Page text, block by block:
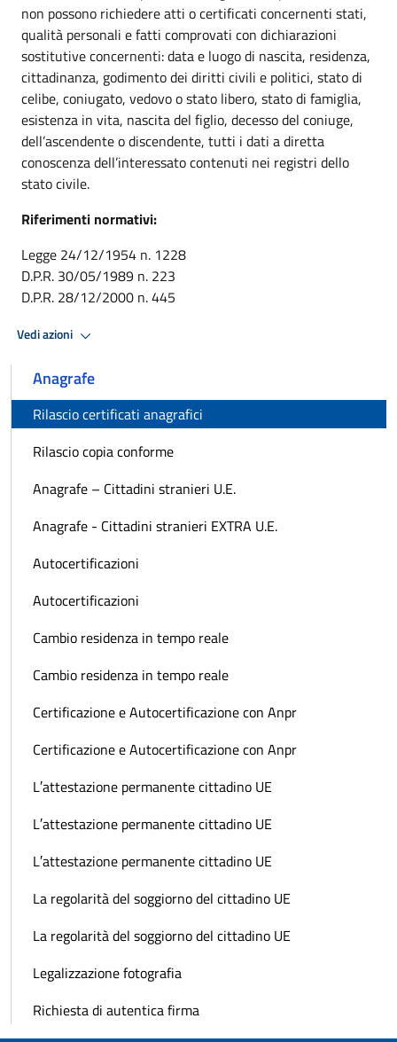
non possono richiedere atti o certificati concernenti stati,
qualità personali e fatti comprovati con dichiarazioni
sostitutive concernenti: data e luogo di nascita, residenza,
cittadinanza, godimento dei diritti civili e politici, stato di
celibe, coniugato, vedovo o stato libero, stato di famiglia,
esistenza in vita, nascita del figlio, decesso del coniuge,
dell’ascendente o discendente, tutti i dati a diretta
conoscenza dell’interessato contenuti nei registri dello
stato civile.
Riferimenti normativi:
Legge 24/12/1954 n. 1228
D.P.R. 30/05/1989 n. 223
D.P.R. 28/12/2000 n. 445
Vedi azioni
Anagrafe
Rilascio certificati anagrafici
Rilascio copia conforme
Anagrafe – Cittadini stranieri U.E.
Anagrafe - Cittadini stranieri EXTRA U.E.
Autocertificazioni
Autocertificazioni
Cambio residenza in tempo reale
Cambio residenza in tempo reale
Certificazione e Autocertificazione con Anpr
Certificazione e Autocertificazione con Anpr
L′attestazione permanente cittadino UE
L′attestazione permanente cittadino UE
L′attestazione permanente cittadino UE
La regolarità del soggiorno del cittadino UE
La regolarità del soggiorno del cittadino UE
Legalizzazione fotografia
Richiesta di autentica firma